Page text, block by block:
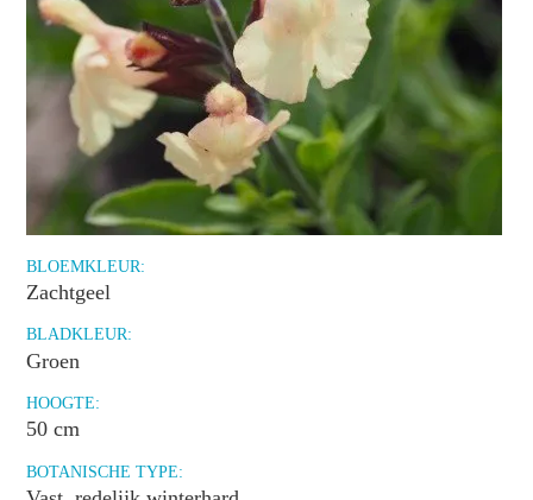
BLOEMKLEUR:
Zachtgeel
BLADKLEUR:
Groen
HOOGTE:
50 cm
BOTANISCHE TYPE: